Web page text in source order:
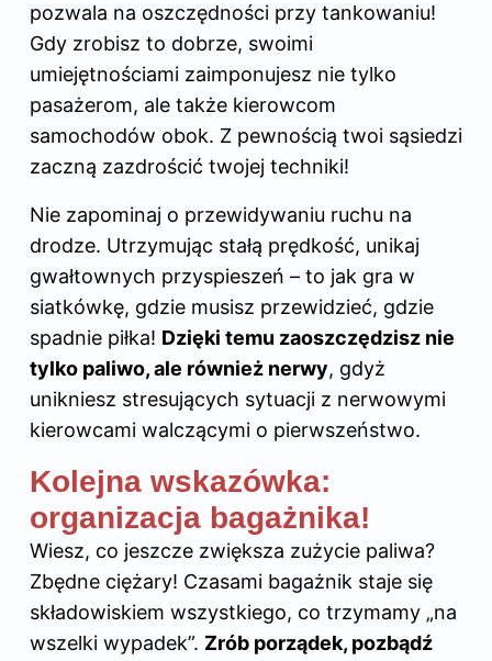
pozwala na oszczędności przy tankowaniu!
Gdy zrobisz to dobrze, swoimi
umiejętnościami zaimponujesz nie tylko
pasażerom, ale także kierowcom
samochodów obok. Z pewnością twoi sąsiedzi
zaczną zazdrościć twojej techniki!
Nie zapominaj o przewidywaniu ruchu na
drodze. Utrzymując stałą prędkość, unikaj
gwałtownych przyspieszeń – to jak gra w
siatkówkę, gdzie musisz przewidzieć, gdzie
spadnie piłka! Dzięki temu zaoszczędzisz nie
tylko paliwo, ale również nerwy, gdyż
unikniesz stresujących sytuacji z nerwowymi
kierowcami walczącymi o pierwszeństwo.
Kolejna wskazówka:
organizacja bagażnika!
Wiesz, co jeszcze zwiększa zużycie paliwa?
Zbędne ciężary! Czasami bagażnik staje się
składowiskiem wszystkiego, co trzymamy „na
wszelki wypadek”. Zrób porządek, pozbądź